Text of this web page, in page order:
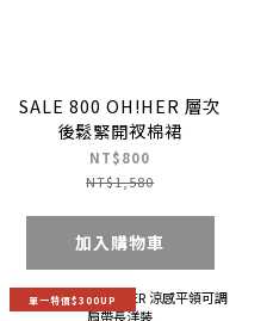
SALE 800 OH!HER 層次
後鬆緊開衩棉裙
NT$800
NT$1,580
加入購物車
單一特價$300UP